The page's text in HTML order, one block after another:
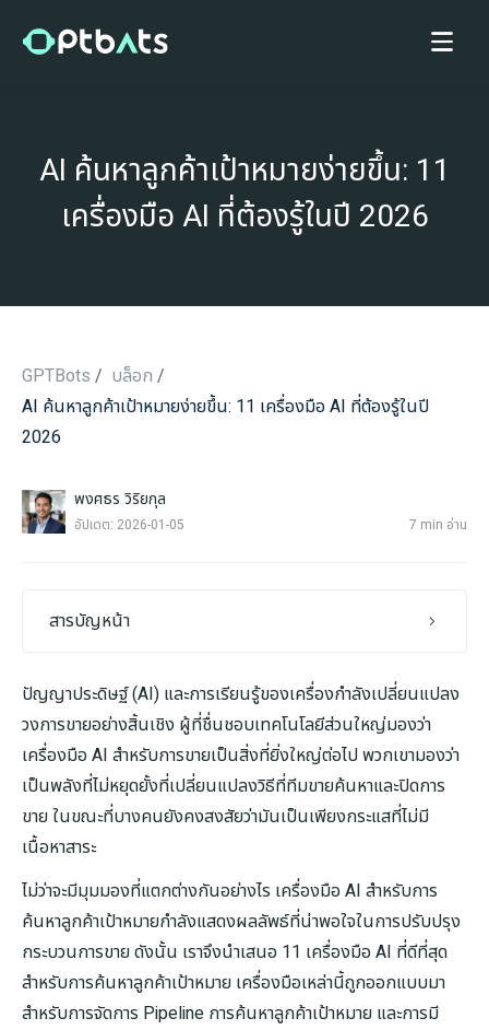
AI ค้นหาลูกค้าเป้าหมายง่ายขึ้น: 11
เครื่องมือ AI ที่ต้องรู้ในปี 2026
GPTBots / บล็อก /
AI ค้นหาลูกค้าเป้าหมายง่ายขึ้น: 11 เครื่องมือ AI ที่ต้องรู้ในปี
2026
พงศธร วิริยกุล
อัปเดต: 2026-01-05 7 min อ่าน
สารบัญหน้า
ปัญญาประดิษฐ์ (AI) และการเรียนรู้ของเครื่องกำลังเปลี่ยนแปลง
วงการขายอย่างสิ้นเชิง ผู้ที่ชื่นชอบเทคโนโลยีส่วนใหญ่มองว่า
เครื่องมือ AI สำหรับการขายเป็นสิ่งที่ยิ่งใหญ่ต่อไป พวกเขามองว่า
เป็นพลังที่ไม่หยุดยั้งที่เปลี่ยนแปลงวิธีที่ทีมขายค้นหาและปิดการ
ขาย ในขณะที่บางคนยังคงสงสัยว่ามันเป็นเพียงกระแสที่ไม่มี
เนื้อหาสาระ
ไม่ว่าจะมีมุมมองที่แตกต่างกันอย่างไร เครื่องมือ AI สำหรับการ
ค้นหาลูกค้าเป้าหมายกำลังแสดงผลลัพธ์ที่น่าพอใจในการปรับปรุง
กระบวนการขาย ดังนั้น เราจึงนำเสนอ 11 เครื่องมือ AI ที่ดีที่สุด
สำหรับการค้นหาลูกค้าเป้าหมาย เครื่องมือเหล่านี้ถูกออกแบบมา
สำหรับการจัดการ Pipeline การค้นหาลูกค้าเป้าหมาย และการมี